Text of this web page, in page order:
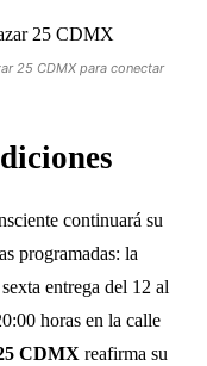
25 CDMX para conectar
continuará su
programadas: la
entrega del 12 al
horas en la calle
CDMX reafirma su